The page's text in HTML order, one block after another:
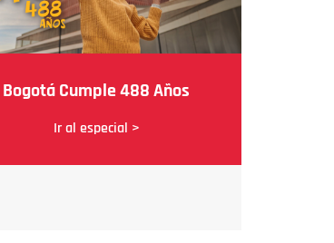
Bogotá Cumple 488 Años
Ir al especial >